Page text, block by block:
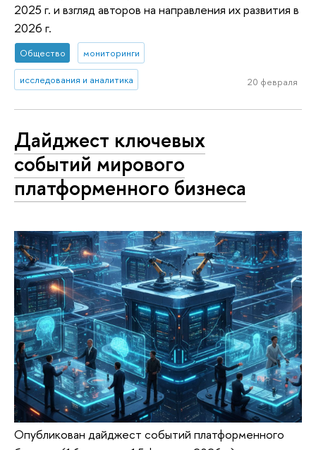
2025 г. и взгляд авторов на направления их развития в
2026 г.
Общество мониторинги
исследования и аналитика 20 февраля
Дайджест ключевых
событий мирового
платформенного бизнеса
Опубликован дайджест событий платформенного